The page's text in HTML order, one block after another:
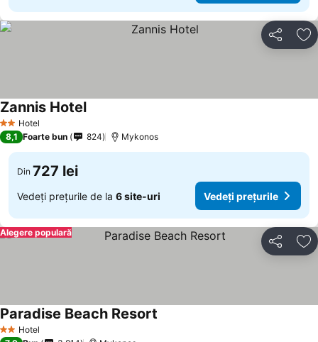
Distribuiți
2 SteleHotel
Zannis Hotel
8,1 Foarte bun 824 Mykonos
Din 727 lei
Vedeți prețurile de la 6 site-uri Vedeți prețurile
Distribuiți
Alegere populară
2 SteleHotel
Paradise Beach Resort